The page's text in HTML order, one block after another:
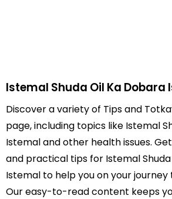
Istemal Shuda Oil Ka Dobara
Discover a variety of Tips and
page, including topics like Istemal
Istemal and other health issues.
and practical tips for Istemal
Istemal to help you on your journey
Our easy-to-read content keeps